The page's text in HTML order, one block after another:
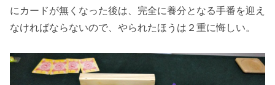
にカードが無くなった後は、完全に養分となる手番を迎え
なければならないので、やられたほうは２重に悔しい。